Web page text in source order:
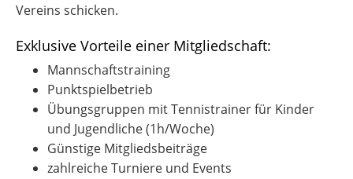
Vereins schicken.
Exklusive Vorteile einer Mitgliedschaft:
Mannschaftstraining
Punktspielbetrieb
Übungsgruppen mit Tennistrainer für Kinder
und Jugendliche (1h/Woche)
Günstige Mitgliedsbeiträge
zahlreiche Turniere und Events